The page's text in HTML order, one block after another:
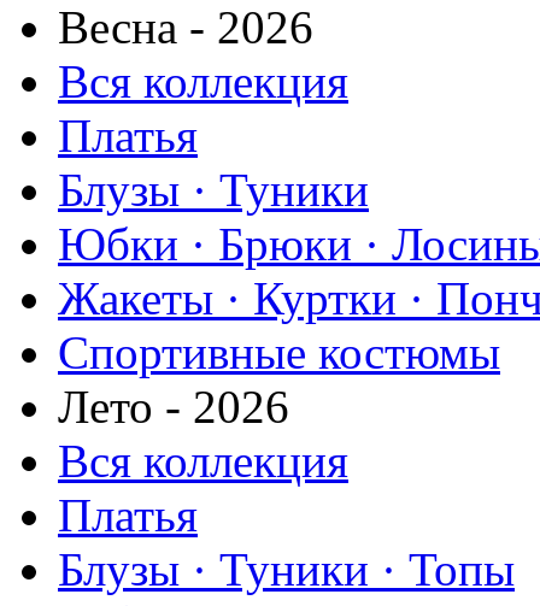
Весна - 2026
Вся коллекция
Платья
Блузы · Туники
Юбки · Брюки ·
Жакеты · Куртки ·
Спортивные костюмы
Лето - 2026
Вся коллекция
Платья
Блузы · Туники · Топы